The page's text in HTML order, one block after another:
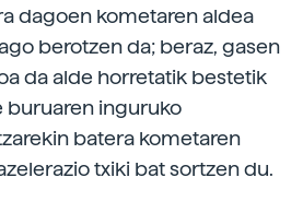
dagoen kometaren aldea
berotzen da; beraz, gasen
da alde horretatik bestetik
buruaren inguruko
batera kometaren
txiki bat sortzen du.